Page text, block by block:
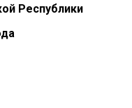
Республики